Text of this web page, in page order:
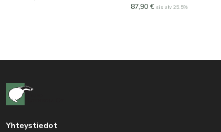
87,90 € sis alv 25.5%
Yhteystiedot